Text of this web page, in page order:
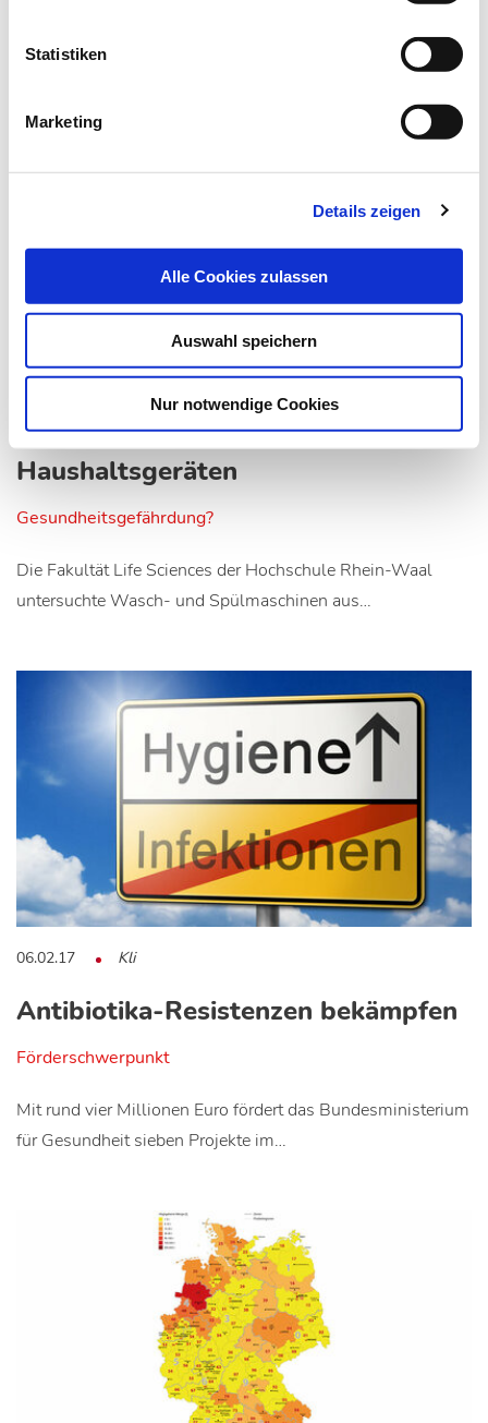
Statistiken
Marketing
Details zeigen
Alle Cookies zulassen
Auswahl speichern
Nur notwendige Cookies
19.02.18 lz
Antibiotikaresistente Erreger in
Haushaltsgeräten
Gesundheitsgefährdung?
Die Fakultät Life Sciences der Hochschule Rhein-Waal
untersuchte Wasch- und Spülmaschinen aus…
06.02.17 Kli
Antibiotika-Resistenzen bekämpfen
Förderschwerpunkt
Mit rund vier Millionen Euro fördert das Bundesministerium
für Gesundheit sieben Projekte im…